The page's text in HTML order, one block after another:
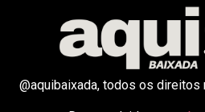
@aquibaixada, todos os direitos